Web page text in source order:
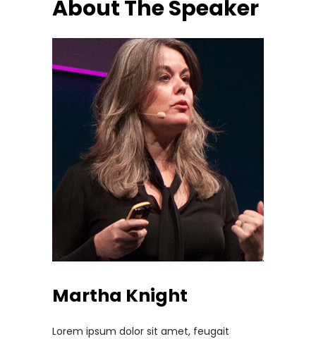
About The Speaker
Martha Knight
Lorem ipsum dolor sit amet, feugait